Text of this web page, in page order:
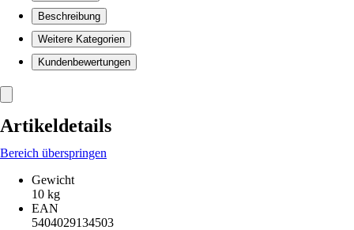
Beschreibung
Weitere Kategorien
Kundenbewertungen
Artikeldetails
Bereich überspringen
Gewicht
10 kg
EAN
5404029134503